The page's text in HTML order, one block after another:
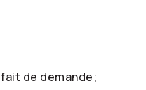
de demande;